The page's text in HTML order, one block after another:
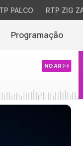
PALCO RTP ZIG
Programação
NO AR